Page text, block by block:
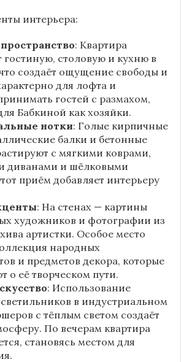
интерьера:
: Квартира
гостиную, столовую и кухню в
создаёт ощущение свободы и
для лофта и
гостей с размахом,
Бабкиной как хозяйки.
нотки: Голые кирпичные
балки и бетонные
с мягкими коврами,
диванами и шёлковыми
приём добавляет интерьеру
: На стенах — картины
художников и фотографии из
артистки. Особое место
народных
и предметов декора, которые
о её творческом пути.
: Использование
в индустриальном
с тёплым светом создаёт
По вечерам квартира
становясь местом для